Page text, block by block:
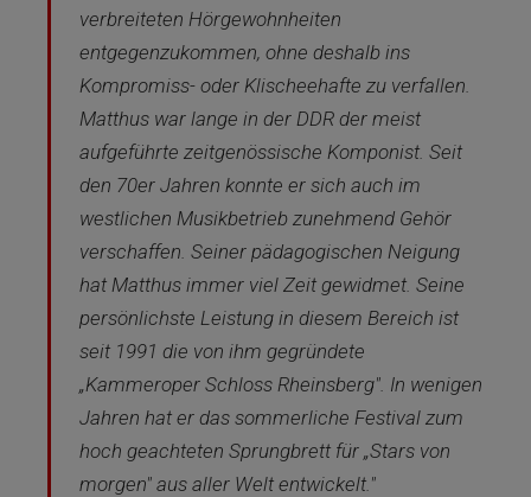
verbreiteten Hörgewohnheiten
entgegenzukommen, ohne deshalb ins
Kompromiss- oder Klischeehafte zu verfallen.
Matthus war lange in der DDR der meist
aufgeführte zeitgenössische Komponist. Seit
den 70er Jahren konnte er sich auch im
westlichen Musikbetrieb zunehmend Gehör
verschaffen. Seiner pädagogischen Neigung
hat Matthus immer viel Zeit gewidmet. Seine
persönlichste Leistung in diesem Bereich ist
seit 1991 die von ihm gegründete
„Kammeroper Schloss Rheinsberg". In wenigen
Jahren hat er das sommerliche Festival zum
hoch geachteten Sprungbrett für „Stars von
morgen" aus aller Welt entwickelt."